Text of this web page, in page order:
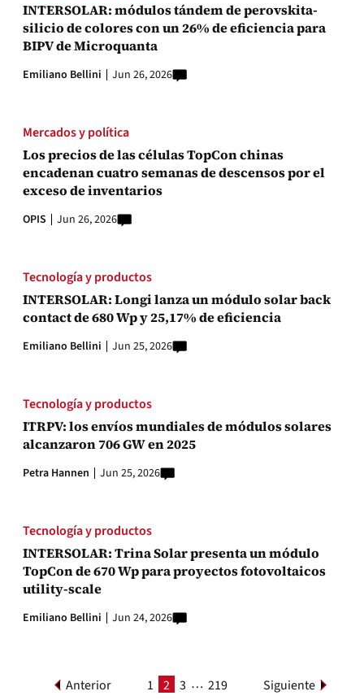
INTERSOLAR: módulos tándem de perovskita-
silicio de colores con un 26% de eficiencia para
BIPV de Microquanta
Emiliano Bellini Jun 26, 2026
Mercados y política
Los precios de las células TopCon chinas
encadenan cuatro semanas de descensos por el
exceso de inventarios
OPIS Jun 26, 2026
Tecnología y productos
INTERSOLAR: Longi lanza un módulo solar back
contact de 680 Wp y 25,17% de eficiencia
Emiliano Bellini Jun 25, 2026
Tecnología y productos
ITRPV: los envíos mundiales de módulos solares
alcanzaron 706 GW en 2025
Petra Hannen Jun 25, 2026
Tecnología y productos
INTERSOLAR: Trina Solar presenta un módulo
TopCon de 670 Wp para proyectos fotovoltaicos
utility-scale
Emiliano Bellini Jun 24, 2026
Anterior 1 2 3 … 219 Siguiente